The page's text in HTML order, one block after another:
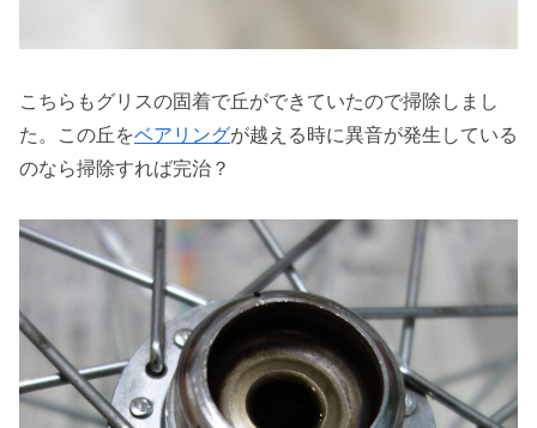
こちらもグリスの固着で丘ができていたので掃除しまし
た。この丘をベアリングが越える時に異音が発生している
のなら掃除すれば完治？